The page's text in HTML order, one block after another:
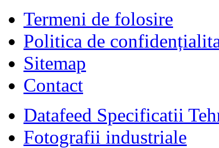
Termeni de folosire
Politica de
Sitemap
Contact
Datafeed Specificatii
Fotografii industriale